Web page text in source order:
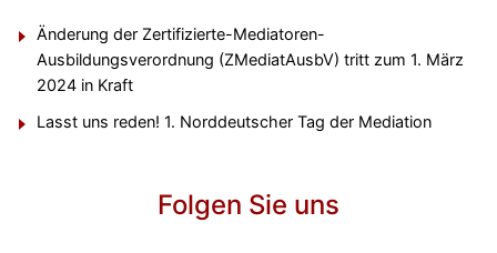
Änderung der Zertifizierte-Mediatoren-
Ausbildungsverordnung (ZMediatAusbV) tritt zum 1. März
2024 in Kraft
Lasst uns reden! 1. Norddeutscher Tag der Mediation
Folgen Sie uns